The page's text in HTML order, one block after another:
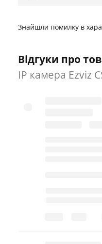
Знайшли помилку в
Відгуки про
IP камера Ezviz